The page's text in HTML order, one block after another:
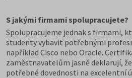
S jakými firmami spolupracujete?
Spolupracujeme jednak s firmami,
studenty vybavit potřebnými
například Cisco nebo Oracle.
zaměstnavatelům jasně deklarují,
potřebné dovednosti na excelentní